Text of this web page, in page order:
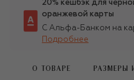
20% кешбэк для
оранжевой карты
С Альфа-Банком на
Подробнее
О ТОВАРЕ РАЗМЕРЫ